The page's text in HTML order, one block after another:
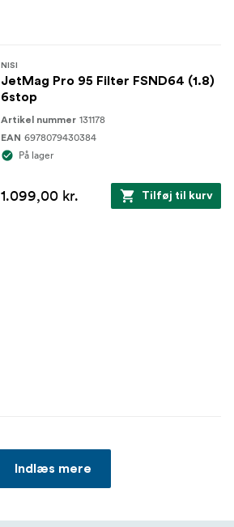
NISI
JetMag Pro 95 Filter FSND64 (1.8)
6stop
Artikel nummer 131178
EAN 6978079430384
På lager
1.099,00 kr. Tilføj til kurv
Indlæs mere